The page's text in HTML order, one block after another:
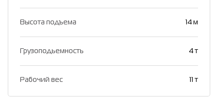
Высота подъема 14 м
Грузоподьемность 4 т
Рабочий вес 11 т